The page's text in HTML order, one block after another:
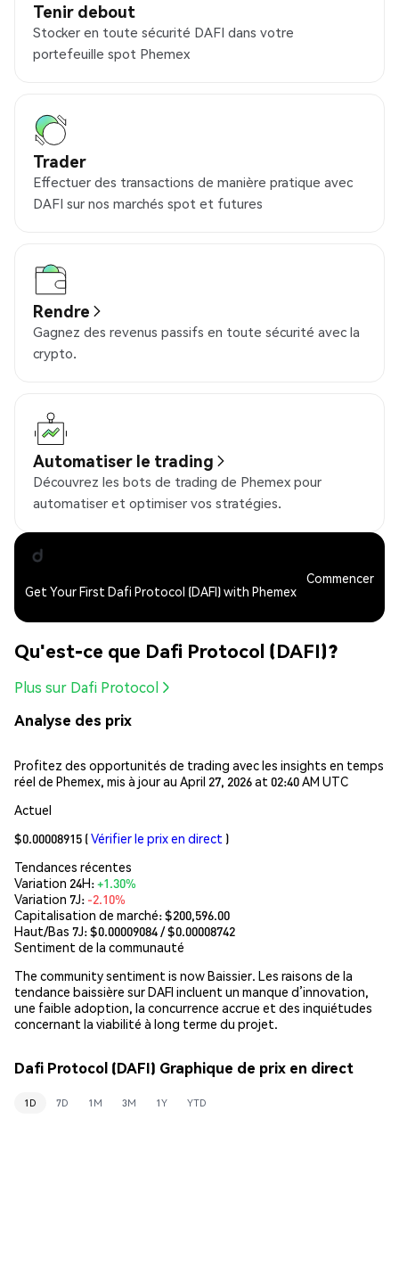
Tenir debout
Stocker en toute sécurité DAFI dans votre
portefeuille spot Phemex
Trader
Effectuer des transactions de manière pratique avec
DAFI sur nos marchés spot et futures
Rendre
Gagnez des revenus passifs en toute sécurité avec la
crypto.
Automatiser le trading
Découvrez les bots de trading de Phemex pour
automatiser et optimiser vos stratégies.
Get Your First Dafi Protocol (DAFI) with Phemex
Commencer
Qu'est-ce que Dafi Protocol (DAFI)?
Plus sur Dafi Protocol
Analyse des prix
Profitez des opportunités de trading avec les insights en temps
réel de Phemex, mis à jour au April 27, 2026 at 02:40 AM UTC
Actuel
$0.00008915 (Vérifier le prix en direct )
Tendances récentes
Variation 24H:+1.30%
Variation 7J: -2.10%
Capitalisation de marché:$200,596.00
Haut/Bas 7J: $0.00009084/ $0.00008742
Sentiment de la communauté
The community sentiment is now Baissier. Les raisons de la
tendance baissière sur DAFI incluent un manque d’innovation,
une faible adoption, la concurrence accrue et des inquiétudes
concernant la viabilité à long terme du projet.
Dafi Protocol (DAFI) Graphique de prix en direct
1D 7D 1M 3M 1Y YTD